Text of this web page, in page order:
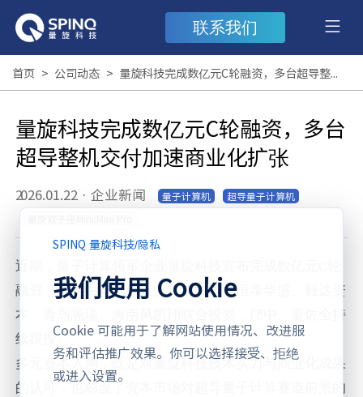
联系我们
首页 > 公司动态 > 量旋科技完成数亿元C轮融资，多台超导整机交付加速商业化扩张
量旋科技完成数亿元C轮融资，多台
超导整机交付加速商业化扩张
2026.01.22 · 企业新闻 量子计算机
超导量子计算机
近期，
融资
，本轮由
隆利科技、晶凯资本、恒泰华盛、毅达资
本、青岛瀚瑞、海南风凯翔
持
续跟投。
多元资本入局，既是对量旋科技技术实力与商业化成果
的认可，也彰显了
资本市场对超导量子计算赛道前景的
SPINQ 量旋科技/隐私
我们使用 Cookie
Cookie 可能用于了解网站使用情况、改进服
务和评估推广效果。你可以选择接受、拒绝
或进入设置。